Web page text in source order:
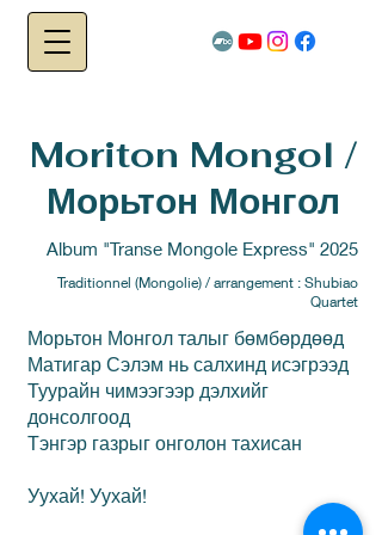
Moriton Mongol /
Морьтон Монгол
Album "Transe Mongole Express" 2025
Traditionnel (Mongolie) / arrangement : Shubiao
Quartet
Морьтон Монгол талыг бөмбөрдөөд
Матигар Сэлэм нь салхинд исэгрээд
Туурайн чимээгээр дэлхийг
донсолгоод
Тэнгэр газрыг онголон тахисан
Уухай! Уухай!